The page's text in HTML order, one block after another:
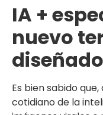
IA +
nuevo
Es bien sabido
cotidiano de la